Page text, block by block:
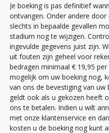
Je boeking is pas definitief
ontvangen. Onder andere
slechts in bepaalde gevallen
stadium nog te wijzigen.
ingevulde gegevens juist zijn.
uit fouten zijn geheel voor
bedragen minimaal € 19,95
mogelijk om uw boeking nog,
van ons de bevestiging van
geldt ook als u gekozen heeft
ons te betalen. Indien u wilt
met onze klantenservice en
kosten u de boeking nog kunt